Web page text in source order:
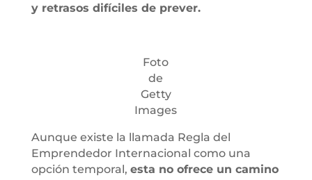
y retrasos difíciles de prever.
Foto
de
Getty
Images
Aunque existe la llamada Regla del
Emprendedor Internacional como una
opción temporal, esta no ofrece un camino